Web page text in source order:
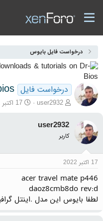
درخواست فایل بایوس
درخواست فایل
آغازگر گفتمان
user2932 تاریخ
17 اکتبر 2022
user2932
کاربر
17 اکتبر 2022
acer travel mate p446
daoz8cmb8do rev:d
لطفا بایوس این مدل .اینتل